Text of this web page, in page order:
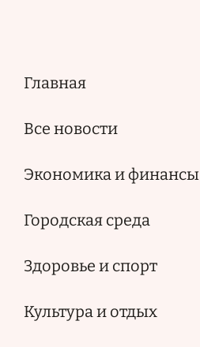
Основная
Главная
Все новости
Экономика и финансы
Городская среда
Здоровье и спорт
Культура и отдых